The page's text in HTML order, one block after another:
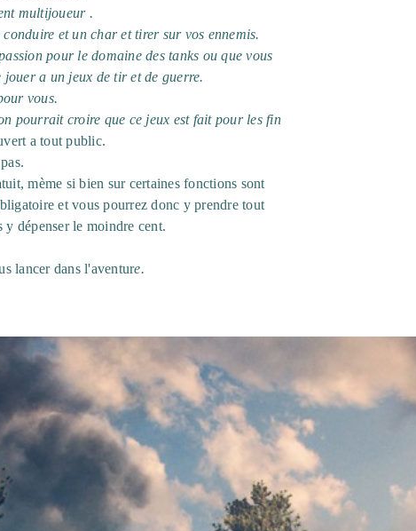
multijoueur .
et un char et tirer sur vos ennemis.
pour le domaine des tanks ou que vous
jouer a un jeux de tir et de guerre.
vous.
pourrait croire que ce jeux est fait pour les fin
a tout public.
mème si bien sur certaines fonctions sont
et vous pourrez donc y prendre tout
dépenser le moindre cent.
lancer dans l'aventure.